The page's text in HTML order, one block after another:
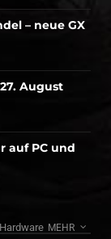
– neue GX
August
auf PC und
Hardware MEHR